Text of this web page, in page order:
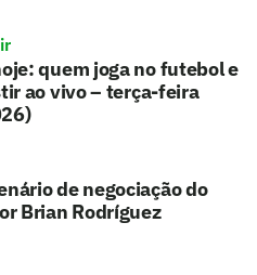
quem joga no futebol e
ao vivo – terça-feira
de negociação do
Brian Rodríguez